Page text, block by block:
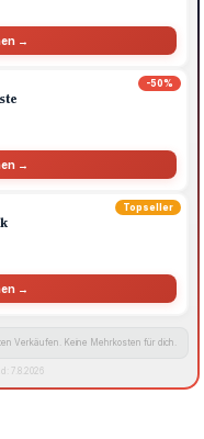
→
-50%
→
Topseller
→
Verkäufen. Keine Mehrkosten für dich.
7.8.2026